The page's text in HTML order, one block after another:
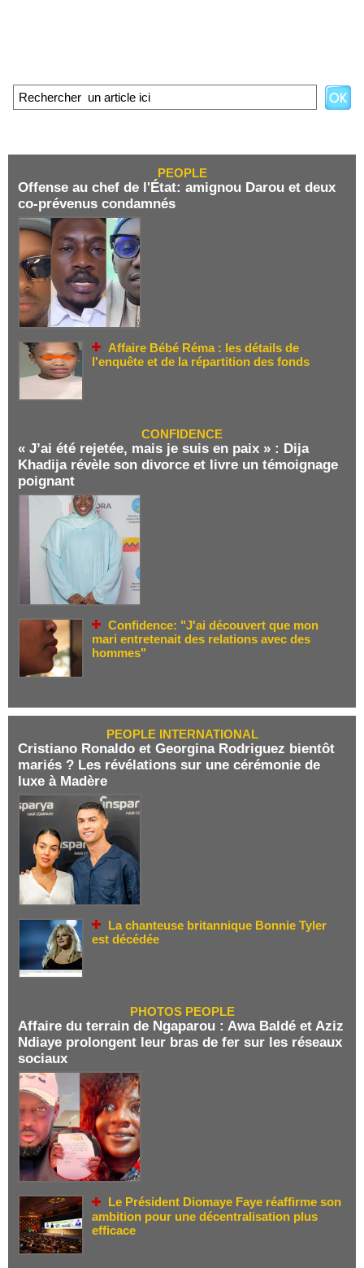
PEOPLE
Offense au chef de l'État: amignou Darou et deux
co-prévenus condamnés
Affaire Bébé Réma : les détails de
l'enquête et de la répartition des fonds
CONFIDENCE
« J’ai été rejetée, mais je suis en paix » : Dija
Khadija révèle son divorce et livre un témoignage
poignant
Confidence: "J'ai découvert que mon
mari entretenait des relations avec des
hommes"
PEOPLE INTERNATIONAL
Cristiano Ronaldo et Georgina Rodriguez bientôt
mariés ? Les révélations sur une cérémonie de
luxe à Madère
La chanteuse britannique Bonnie Tyler
est décédée
PHOTOS PEOPLE
Affaire du terrain de Ngaparou : Awa Baldé et Aziz
Ndiaye prolongent leur bras de fer sur les réseaux
sociaux
Le Président Diomaye Faye réaffirme son
ambition pour une décentralisation plus
efficace